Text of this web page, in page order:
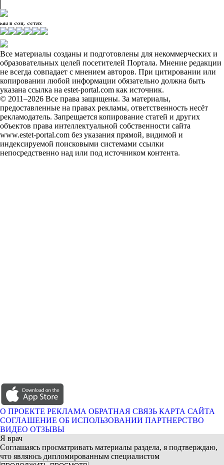
мы в соц. сетях
Все материалы созданы и подготовлены для некоммерческих и
образовательных целей посетителей Портала. Мнение редакции
не всегда совпадает с мнением авторов. При цитировании или
копировании любой информации обязательно должна быть
указана ссылка на estet-portal.com как источник.
© 2011–2026 Все права защищены. За материалы,
предоставленные на правах рекламы, ответственность несёт
рекламодатель. Запрещается копирование статей и других
объектов права интеллектуальной собственности сайта
www.estet-portal.com без указания прямой, видимой и
индексируемой поисковыми системами ссылки
непосредственно над или под источником контента.
О ПРОЕКТЕ РЕКЛАМА ОБРАТНАЯ СВЯЗЬ КАРТА САЙТА
СОГЛАШЕНИЕ ОБ ИСПОЛЬЗОВАНИИ ПАРТНЕРСТВО
ВИДЕО ОТЗЫВЫ
Я врач
Соглашаясь просматривать материалы раздела, я подтверждаю,
что являюсь дипломированным специалистом